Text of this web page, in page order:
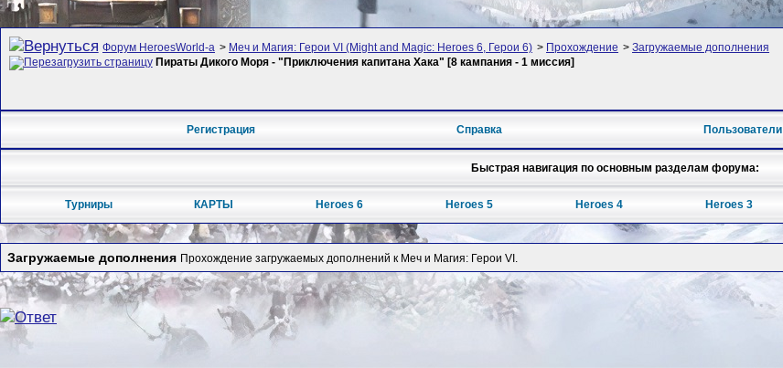
Форум HeroesWorld-а > Меч и Магия: Герои VI (Might and Magic: Heroes 6, Герои 6) > Прохождение > Загружаемые дополнения
Пираты Дикого Моря - "Приключения капитана Хака" [8 кампания - 1 миссия]
Регистрация Справка Пользователи
Быстрая навигация по основным разделам форума:
Турниры КАРТЫ Heroes 6 Heroes 5 Heroes 4 Heroes 3
Загружаемые дополнения Прохождение загружаемых дополнений к Меч и Магия: Герои VI.